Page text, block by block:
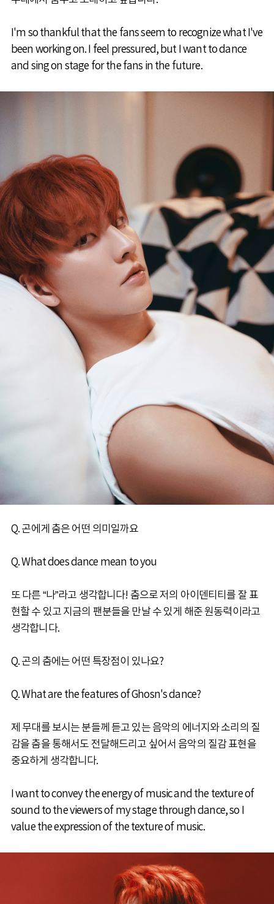
I'm so thankful that the fans seem to recognize what I've
been working on. I feel pressured, but I want to dance
and sing on stage for the fans in the future.
Q. 곤에게 춤은 어떤 의미일까요
Q. What does dance mean to you
또 다른 “나”라고 생각합니다! 춤으로 저의 아이덴티티를 잘 표
현할 수 있고 지금의 팬분들을 만날 수 있게 해준 원동력이라고
생각합니다.
Q. 곤의 춤에는 어떤 특장점이 있나요?
Q. What are the features of Ghosn's dance?
제 무대를 보시는 분들께 듣고 있는 음악의 에너지와 소리의 질
감을 춤을 통해서도 전달해드리고 싶어서 음악의 질감 표현을
중요하게 생각합니다.
I want to convey the energy of music and the texture of
sound to the viewers of my stage through dance, so I
value the expression of the texture of music.